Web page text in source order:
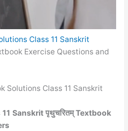
Class 11 Sanskrit
Exercise Questions and
Solutions Class 11 Sanskrit
Sanskrit पृथुचरितम् Textbook